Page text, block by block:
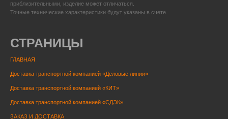
приблизительными, изделие может отличаться.
Точные технические характеристики будут указаны в счете.
СТРАНИЦЫ
ГЛАВНАЯ
Доставка транспортной компанией «Деловые линии»
Доставка транспортной компанией «КИТ»
Доставка транспортной компанией «СДЭК»
ЗАКАЗ И ДОСТАВКА